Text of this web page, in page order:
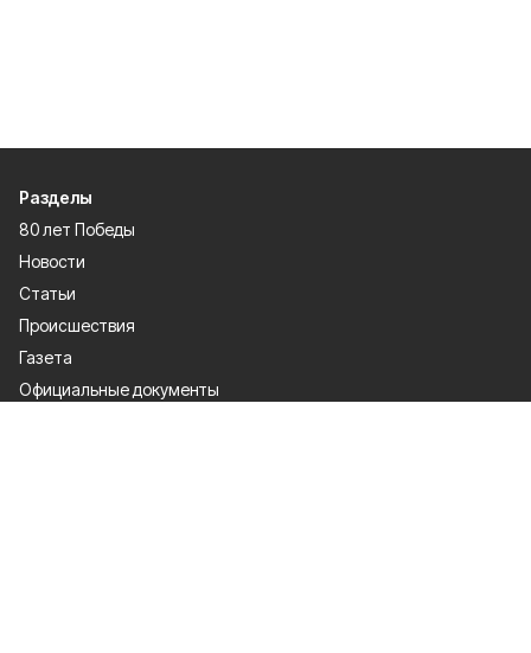
Разделы
80 лет Победы
Новости
Статьи
Происшествия
Газета
Официальные документы